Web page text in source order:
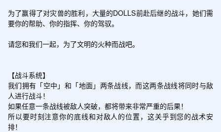
为了赢得了对灾兽的胜利，大量的DOLLS前赴后继的战斗，她们需
要你的帮助、你的指挥、你的驾驭。
请您和我们一起，为了文明的火种而战吧。
【战斗系统】
我们拥有「空中」和「地面」两条战线，而这两条战线将同时与敌
人进行战斗！
如果任意一条战线被敌人突破，都将带来非常严重的后果！
所以要时刻注意你的底线和对敌人的位置，这关乎到您的战术安
排！